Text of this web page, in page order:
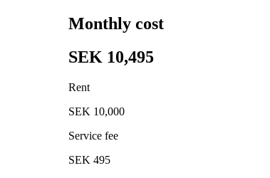
Monthly cost
SEK 10,495
Rent
SEK 10,000
Service fee
SEK 495